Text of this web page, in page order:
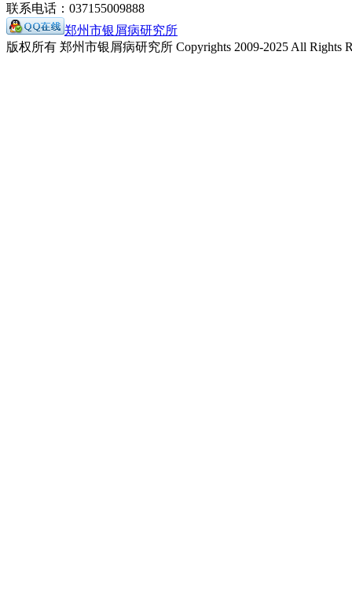
联系电话：037155009888
郑州市银屑病研究所
版权所有 郑州市银屑病研究所 Copyrights 2009-2025 All Rights